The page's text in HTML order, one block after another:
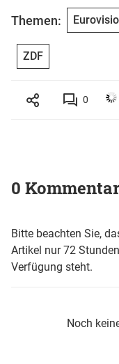
Themen:
ZDF
0
0
Bitte beachten Sie,
Artikel nur 72
Verfügung steht.
Noch